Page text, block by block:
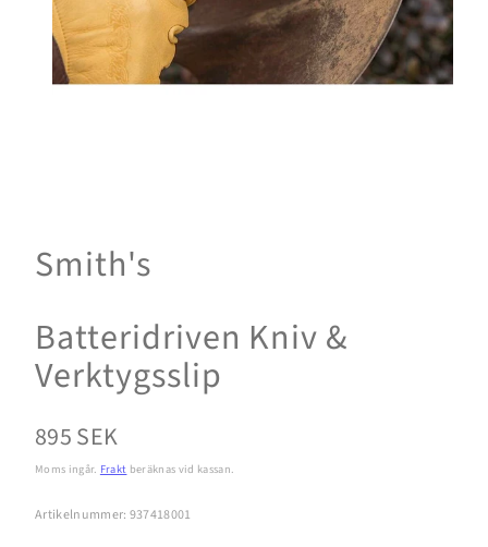
Smith's
Batteridriven Kniv &
Verktygsslip
Normalpris
895 SEK
Moms ingår. Frakt beräknas vid kassan.
Artikelnummer: 937418001